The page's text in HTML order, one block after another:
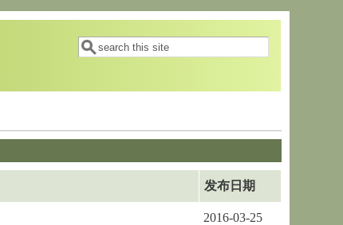
搜索表单
搜索
发布日期
2016-03-25